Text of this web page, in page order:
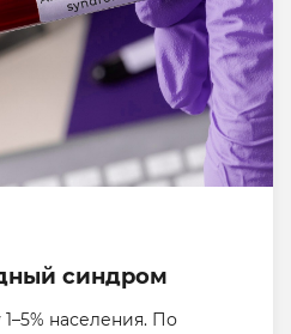
синдром
населения. По